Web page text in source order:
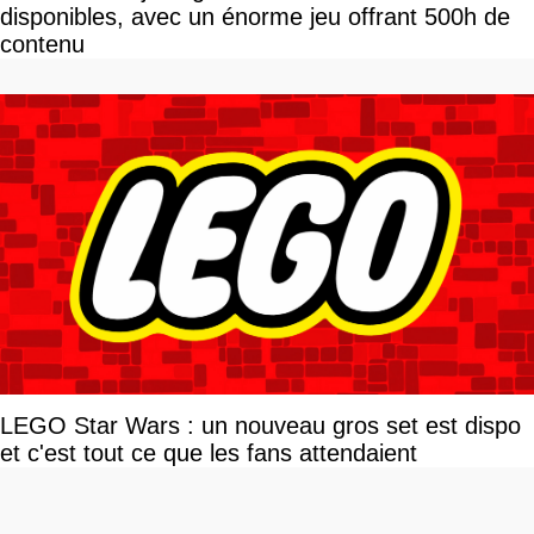
disponibles, avec un énorme jeu offrant 500h de
contenu
LEGO Star Wars : un nouveau gros set est dispo
et c'est tout ce que les fans attendaient